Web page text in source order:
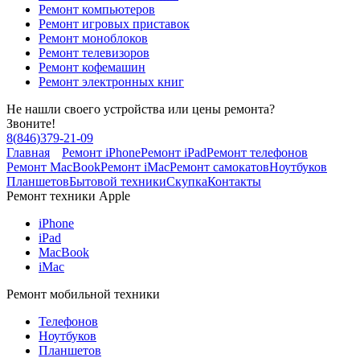
Ремонт компьютеров
Ремонт игровых приставок
Ремонт моноблоков
Ремонт телевизоров
Ремонт кофемашин
Ремонт электронных книг
Не нашли своего устройства или цены ремонта?
Звоните!
8(846)379-21-09
Главная
Ремонт iPhoneРемонт iPadРемонт телефонов
Ремонт MacBookРемонт iMacРемонт самокатовНоутбуков
ПланшетовБытовой техникиСкупкаКонтакты
Ремонт техники Apple
iPhone
iPad
MacBook
iMac
Ремонт мобильной техники
Телефонов
Ноутбуков
Планшетов